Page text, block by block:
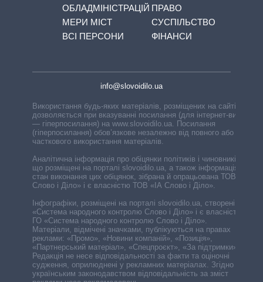
ОБЛАДМІНІСТРАЦІЙ
МЕРИ МІСТ
ВСІ ПЕРСОНИ
ПРАВО
СУСПІЛЬСТВО
ФІНАНСИ
info@slovoidilo.ua
Використання будь-яких матеріалів, розміщених на сайті,
дозволяється при вказуванні посилання (для інтернет-видань
— гіперпосилання) на www.slovoidilo.ua. Посилання
(гіперпосилання) обов’язкове незалежно від повного або
часткового використання матеріалів.
Аналітична інформація про обіцянки політиків і чиновників,
що розміщені на порталі slovoidilo.ua, а також інформація про
стан виконання цих обіцянок, зібрана й опрацьована ТОВ «ІА
Слово і Діло» і є власністю ТОВ «ІА Слово і Діло».
Інфографіки, розміщені на порталі slovoidilo.ua, створені ГО
«Система народного контролю Слово і Діло» і є власністю
ГО «Система народного контролю Слово і Діло».
Матеріали, відмічені значками, публікуються на правах
реклами: «Промо», «Новини компаній», «Позиція»,
«Партнерський матеріал», «Спецпроєкт», «За підтримки».
Редакція не несе відповідальності за факти та оціночні
судження, оприлюднені у рекламних матеріалах. Згідно з
українським законодавством відповідальність за зміст